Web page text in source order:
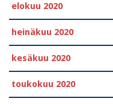
elokuu 2020
heinäkuu 2020
kesäkuu 2020
toukokuu 2020